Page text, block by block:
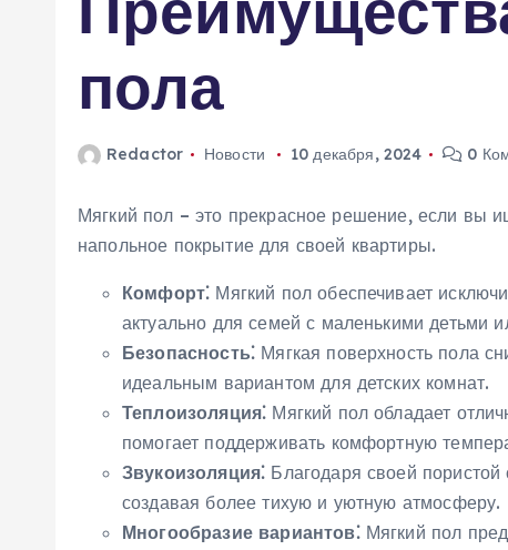
пола
Redactor Новости 10 декабря, 2024 0
Мягкий пол – это прекрасное решение, если вы
напольное покрытие для своей квартиры.
Комфорт⁚ Мягкий пол обеспечивает
актуально для семей с маленькими детьми
Безопасность⁚ Мягкая поверхность пола
идеальным вариантом для детских комнат.
Теплоизоляция⁚ Мягкий пол обладает
помогает поддерживать комфортную
Звукоизоляция⁚ Благодаря своей
создавая более тихую и уютную атмосферу.
Многообразие вариантов⁚Мягкий пол